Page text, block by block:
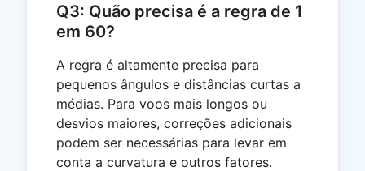
Q3: Quão precisa é a regra de 1
em 60?
A regra é altamente precisa para
pequenos ângulos e distâncias curtas a
médias. Para voos mais longos ou
desvios maiores, correções adicionais
podem ser necessárias para levar em
conta a curvatura e outros fatores.